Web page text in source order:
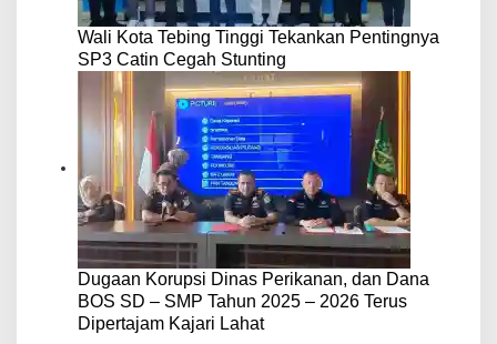
Wali Kota Tebing Tinggi Tekankan Pentingnya
SP3 Catin Cegah Stunting
Dugaan Korupsi Dinas Perikanan, dan Dana
BOS SD – SMP Tahun 2025 – 2026 Terus
Dipertajam Kajari Lahat